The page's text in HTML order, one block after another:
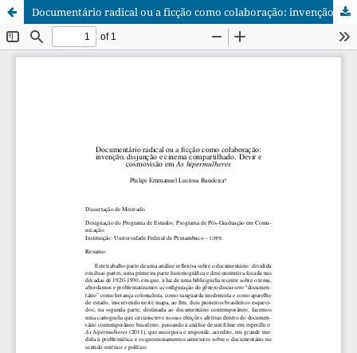
Documentário radical ou a ficção como colaboração: invenção, disjunção e cinema compartilhado. Devir e cosmovisão em As hipermulheres